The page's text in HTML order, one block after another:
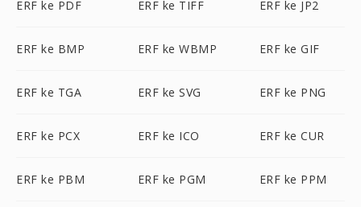
ERF ke PDF ERF ke TIFF ERF ke JP2
ERF ke BMP ERF ke WBMP ERF ke GIF
ERF ke TGA ERF ke SVG ERF ke PNG
ERF ke PCX ERF ke ICO ERF ke CUR
ERF ke PBM ERF ke PGM ERF ke PPM